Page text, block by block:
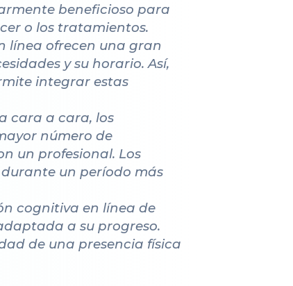
beneficioso para
o los tratamientos.
línea ofrecen una gran
y su horario. Así,
integrar estas
cara a cara, los
número de
un profesional. Los
un período más
cognitiva en línea de
a su progreso.
de una presencia física